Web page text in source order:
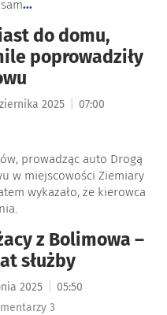
...
do domu,
poprowadziły
2025 07:00
prowadząc auto Drogą
w miejscowości Ziemiary
wykazało, że kierowca
z Bolimowa –
służby
2025
05:50
3